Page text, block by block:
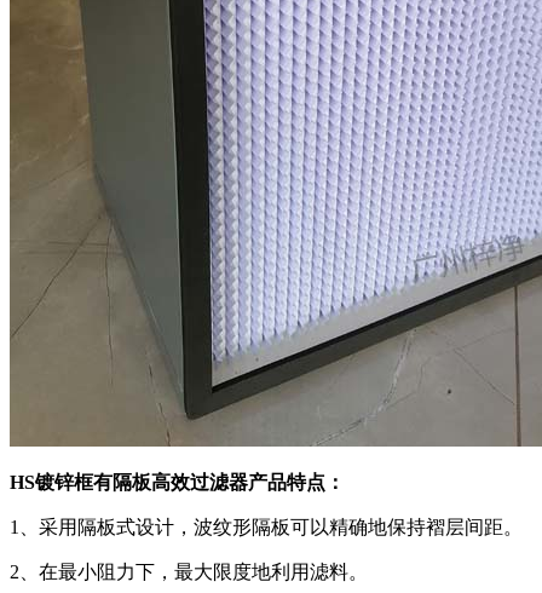
HS镀锌框有隔板高效过滤器产品特点：
1、采用隔板式设计，波纹形隔板可以精确地保持褶层间距。
2、在最小阻力下，最大限度地利用滤料。